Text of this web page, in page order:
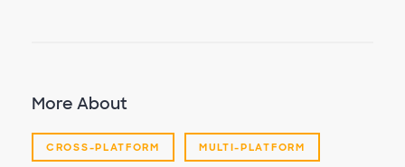
More About
CROSS-PLATFORM MULTI-PLATFORM